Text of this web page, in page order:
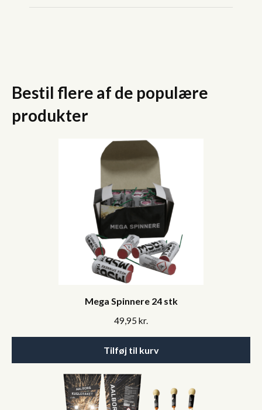
Bestil flere af de populære
produkter
Mega Spinnere 24 stk
49,95 kr.
Tilføj til kurv